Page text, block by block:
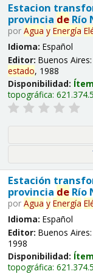
Estacion
provincia deRío
por Agua y Energía
Idioma: Español
Editor: Buenos Aires:
estado, 1988
Disponibilidad:
topográfica:
Estación
provincia deRío
por Agua y Energía
Idioma: Español
Editor: Buenos Aires:
1998
Disponibilidad:
topográfica: